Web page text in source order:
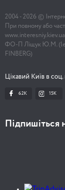
2004 - 2026 ©
При повному або
ФО-П Ліщук Ю.М.
FINBERG)
Цікавий Київ в
62K 15K
Підпишіться